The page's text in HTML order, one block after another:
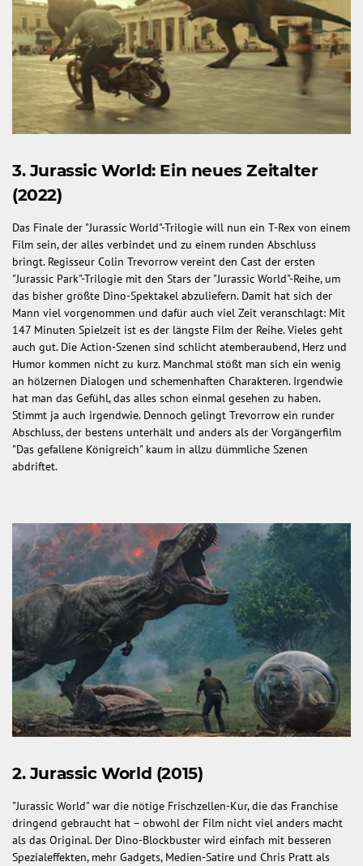
3. Jurassic World: Ein neues Zeitalter
(2022)
Das Finale der "Jurassic World"-Trilogie will nun ein T-Rex von einem
Film sein, der alles verbindet und zu einem runden Abschluss
bringt. Regisseur Colin Trevorrow vereint den Cast der ersten
"Jurassic Park"-Trilogie mit den Stars der "Jurassic World"-Reihe, um
das bisher größte Dino-Spektakel abzuliefern. Damit hat sich der
Mann viel vorgenommen und dafür auch viel Zeit veranschlagt: Mit
147 Minuten Spielzeit ist es der längste Film der Reihe. Vieles geht
auch gut. Die Action-Szenen sind schlicht atemberaubend, Herz und
Humor kommen nicht zu kurz. Manchmal stößt man sich ein wenig
an hölzernen Dialogen und schemenhaften Charakteren. Irgendwie
hat man das Gefühl, das alles schon einmal gesehen zu haben.
Stimmt ja auch irgendwie. Dennoch gelingt Trevorrow ein runder
Abschluss, der bestens unterhält und anders als der Vorgängerfilm
"Das gefallene Königreich" kaum in allzu dümmliche Szenen
abdriftet.
2. Jurassic World (2015)
"Jurassic World" war die nötige Frischzellen-Kur, die das Franchise
dringend gebraucht hat – obwohl der Film nicht viel anders macht
als das Original. Der Dino-Blockbuster wird einfach mit besseren
Spezialeffekten, mehr Gadgets, Medien-Satire und Chris Pratt als